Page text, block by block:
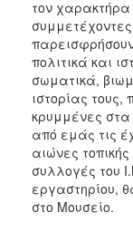
τον
πολιτικά και
σωματικά,
ιστορίας
κρυμμένες
από εμάς τις
αιώνες
συλλογές του
εργαστηρίου,
στο Μουσείο.